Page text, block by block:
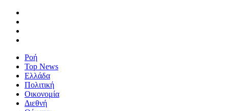
Ροή
Top News
Ελλάδα
Πολιτική
Οικονομία
Διεθνή